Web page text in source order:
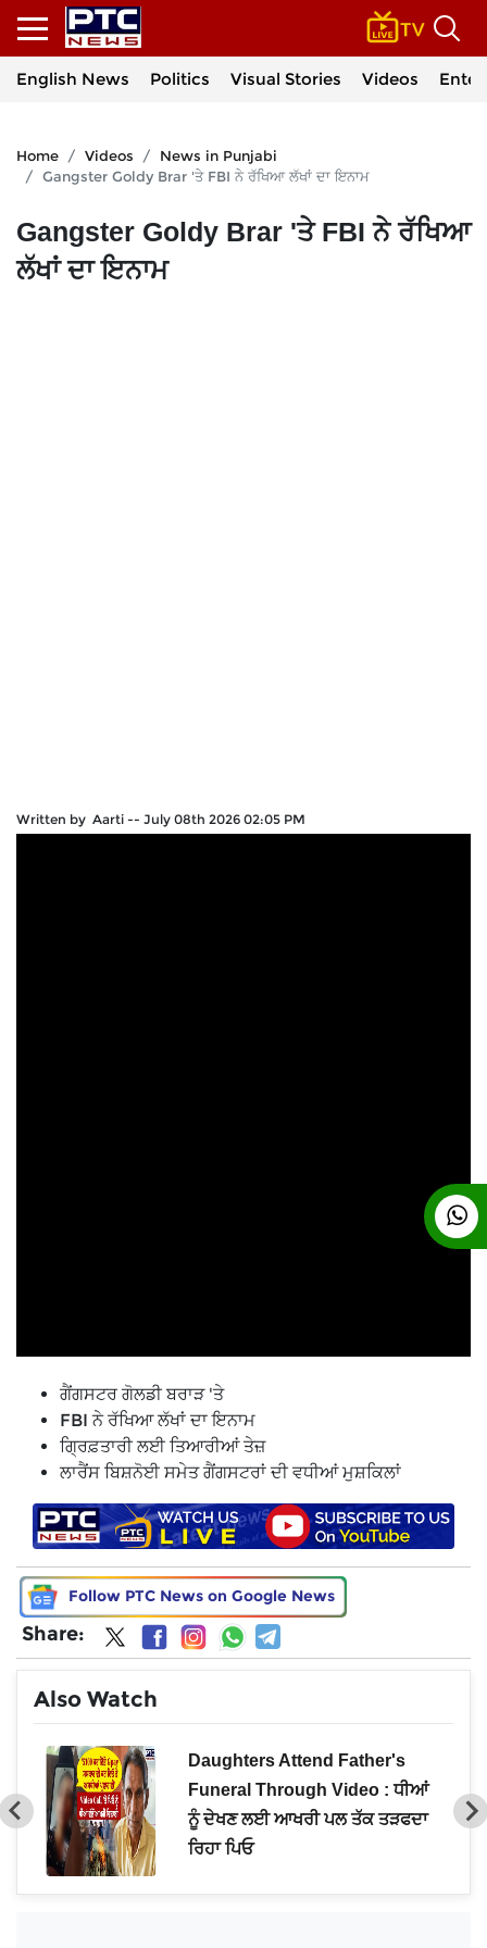
English News Politics Visual Stories Videos
Home Videos
News in Punjabi
Gangster Goldy Brar 'ਤੇ FBI ਨੇ ਰੱਖਿਆ ਲੱਖਾਂ ਦਾ ਇਨਾਮ
Gangster Goldy Brar 'ਤੇ FBI ਨੇ ਰੱਖਿਆ
ਲੱਖਾਂ ਦਾ ਇਨਾਮ
Written by Aarti -- July 08th 2026 02:05 PM
ਗੈਂਗਸਟਰ ਗੋਲਡੀ ਬਰਾੜ 'ਤੇ
FBI ਨੇ ਰੱਖਿਆ ਲੱਖਾਂ ਦਾ ਇਨਾਮ
ਗ੍ਰਿਫ਼ਤਾਰੀ ਲਈ ਤਿਆਰੀਆਂ ਤੇਜ਼
ਲਾਰੈਂਸ ਬਿਸ਼ਨੋਈ ਸਮੇਤ ਗੈਂਗਸਟਰਾਂ ਦੀ ਵਧੀਆਂ ਮੁਸ਼ਕਿਲਾਂ
Follow PTC News on Google News
Share:
Also Watch
Daughters Attend Father's
Funeral Through Video : ਧੀਆਂ
ਨੂੰ ਦੇਖਣ ਲਈ ਆਖਰੀ ਪਲ ਤੱਕ ਤੜਫਦਾ
ਰਿਹਾ ਪਿਓ